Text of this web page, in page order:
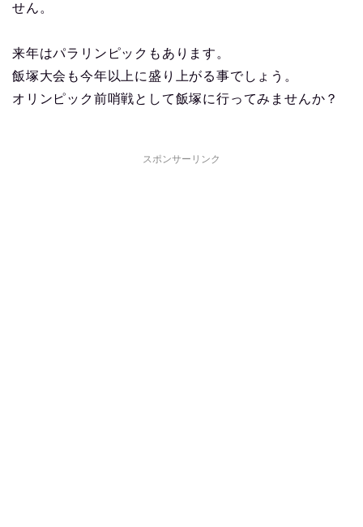
せん。
来年はパラリンピックもあります。
飯塚大会も今年以上に盛り上がる事でしょう。
オリンピック前哨戦として飯塚に行ってみませんか？
スポンサーリンク